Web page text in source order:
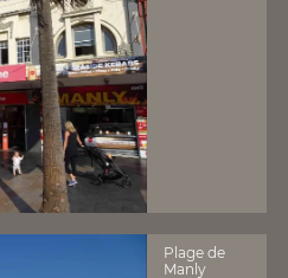
Plage de
Manly